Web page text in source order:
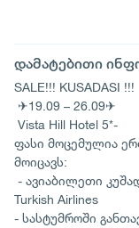
დამატებითი
SALE!!! KUSADASI !!!
✈19.09 – 26.09✈
Vista Hill Hotel 5*-
ფასი მოცემულია
მოიცავს:
- ავიაბილეთი
Turkish Airlines
- სასტუმროში